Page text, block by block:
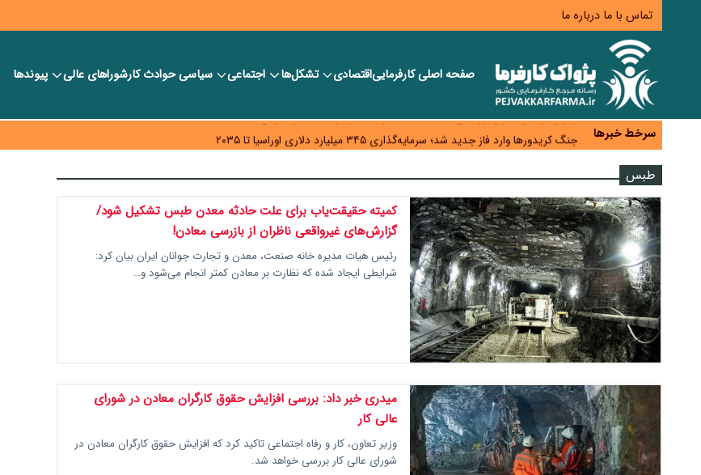
تماس با ما درباره ما
صفحه اصلیکارفرماییاقتصادی تشکل‌ها اجتماعی سیاسیحوادث کارشورا‎های عالی پیوندها
سرخط خبرها
همایش و مسابقه نذری ماه صفر برگزار شد
جنگ کریدورها وارد فاز جدید شد؛ سرمایه‌گذاری ۳۴۵ میلیارد دلاری اوراسیا تا ۲۰۳۵
تأمین سرمایه در گردش بدون خلق نقدینگی؛ نقش جدید سیاست‌های مالیاتی در حمایت از تولید
طبس
کمیته حقیقت‌یاب برای علت حادثه معدن طبس تشکیل شود/
گزارش‌های غیرواقعی ناظران از بازرسی معادن!
رئیس هیات مدیره خانه صنعت، معدن و تجارت جوانان ایران بیان کرد:
شرایطی ایجاد شده که نظارت‌ بر معادن کمتر انجام می‌شود و…
میدری خبر داد: بررسی افزایش حقوق کارگران معادن در شورای
عالی کار
وزیر تعاون، کار و رفاه اجتماعی تاکید کرد که افزایش حقوق کارگران معادن در
شورای عالی کار بررسی خواهد شد.